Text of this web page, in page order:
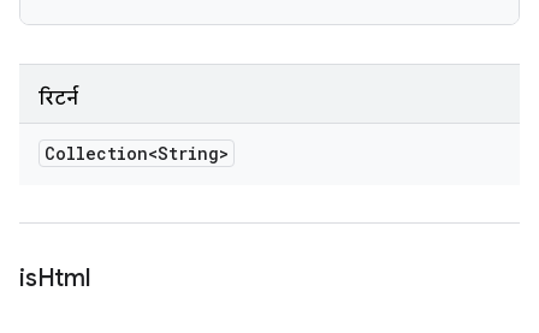
रिटर्न
Collection<String>
isHtml